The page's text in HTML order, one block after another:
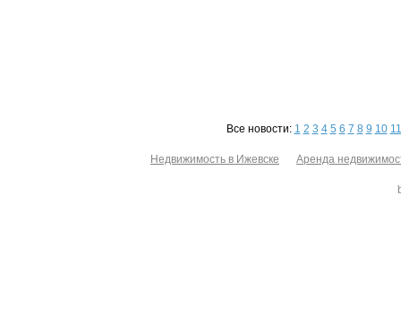
Все новости: 1 2 3 4 5 6 7 8 9 10 11
Недвижимость в Ижевске Аренда